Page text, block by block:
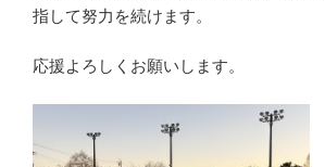
指して努力を続けます。
応援よろしくお願いします。